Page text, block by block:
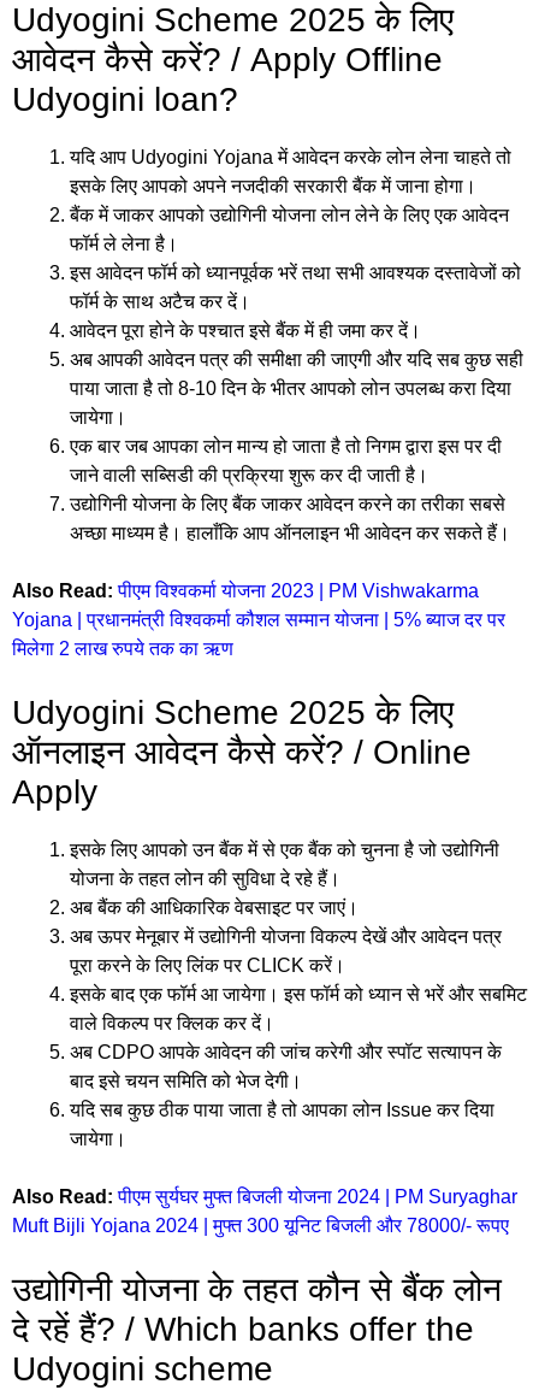
Udyogini Scheme 2025 के लिए
आवेदन कैसे करें? / Apply Offline
Udyogini loan?
यदि आप Udyogini Yojana में आवेदन करके लोन लेना चाहते तो
इसके लिए आपको अपने नजदीकी सरकारी बैंक में जाना होगा।
बैंक में जाकर आपको उद्योगिनी योजना लोन लेने के लिए एक आवेदन
फॉर्म ले लेना है।
इस आवेदन फॉर्म को ध्यानपूर्वक भरें तथा सभी आवश्यक दस्तावेजों को
फॉर्म के साथ अटैच कर दें।
आवेदन पूरा होने के पश्चात इसे बैंक में ही जमा कर दें।
अब आपकी आवेदन पत्र की समीक्षा की जाएगी और यदि सब कुछ सही
पाया जाता है तो 8-10 दिन के भीतर आपको लोन उपलब्ध करा दिया
जायेगा।
एक बार जब आपका लोन मान्य हो जाता है तो निगम द्वारा इस पर दी
जाने वाली सब्सिडी की प्रक्रिया शुरू कर दी जाती है।
उद्योगिनी योजना के लिए बैंक जाकर आवेदन करने का तरीका सबसे
अच्छा माध्यम है। हालाँकि आप ऑनलाइन भी आवेदन कर सकते हैं।
Also Read: पीएम विश्वकर्मा योजना 2023 | PM Vishwakarma
Yojana | प्रधानमंत्री विश्वकर्मा कौशल सम्मान योजना | 5% ब्याज दर पर
मिलेगा 2 लाख रुपये तक का ऋण
Udyogini Scheme 2025 के लिए
ऑनलाइन आवेदन कैसे करें? / Online
Apply
इसके लिए आपको उन बैंक में से एक बैंक को चुनना है जो उद्योगिनी
योजना के तहत लोन की सुविधा दे रहे हैं।
अब बैंक की आधिकारिक वेबसाइट पर जाएं।
अब ऊपर मेनूबार में उद्योगिनी योजना विकल्प देखें और आवेदन पत्र
पूरा करने के लिए लिंक पर CLICK करें।
इसके बाद एक फॉर्म आ जायेगा। इस फॉर्म को ध्यान से भरें और सबमिट
वाले विकल्प पर क्लिक कर दें।
अब CDPO आपके आवेदन की जांच करेगी और स्पॉट सत्यापन के
बाद इसे चयन समिति को भेज देगी।
यदि सब कुछ ठीक पाया जाता है तो आपका लोन Issue कर दिया
जायेगा।
Also Read: पीएम सुर्यघर मुफ्त बिजली योजना 2024 | PM Suryaghar
Muft Bijli Yojana 2024 | मुफ्त 300 यूनिट बिजली और 78000/- रूपए
उद्योगिनी योजना के तहत कौन से बैंक लोन
दे रहें हैं? / Which banks offer the
Udyogini scheme